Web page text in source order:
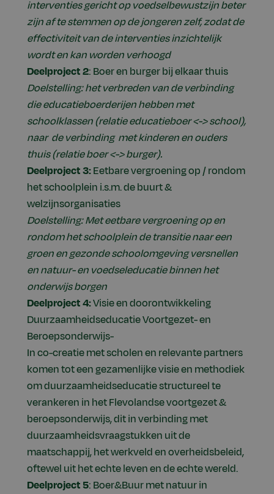
interventies gericht op voedselbewustzijn beter
zijn af te stemmen op de jongeren zelf, zodat de
effectiviteit van de interventies inzichtelijk
wordt en kan worden verhoogd
Deelproject 2: Boer en burger bij elkaar thuis
Doelstelling: het verbreden van de verbinding
die educatieboerderijen hebben met
schoolklassen (relatie educatieboer <-> school),
naar de verbinding met kinderen en ouders
thuis (relatie boer <-> burger).
Deelproject 3:Eetbare vergroening op / rondom
het schoolplein i.s.m. de buurt &
welzijnsorganisaties
Doelstelling: Met eetbare vergroening op en
rondom het schoolplein de transitie naar een
groen en gezonde schoolomgeving versnellen
en natuur- en voedseleducatie binnen het
onderwijs borgen
Deelproject 4:Visie en doorontwikkeling
Duurzaamheidseducatie Voortgezet- en
Beroepsonderwijs-
In co-creatie met scholen en relevante partners
komen tot een gezamenlijke visie en methodiek
om duurzaamheidseducatie structureel te
verankeren in het Flevolandse voortgezet &
beroepsonderwijs, dit in verbinding met
duurzaamheidsvraagstukken uit de
maatschappij, het werkveld en overheidsbeleid,
oftewel uit het echte leven en de echte wereld.
Deelproject 5: Boer&Buur met natuur in